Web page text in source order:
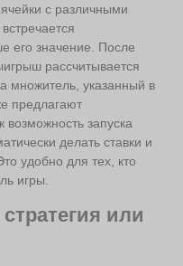
с различными
его значение. После
рассчитывается
множитель, указанный в
предлагают
запуска
делать ставки и
удобно для тех, кто
игры.
или